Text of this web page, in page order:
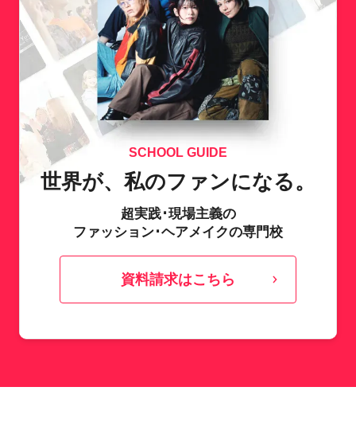
SCHOOL GUIDE
世界が、私のファンになる。
超実践･現場主義の
ファッション･ヘアメイクの専門校
資料請求はこちら